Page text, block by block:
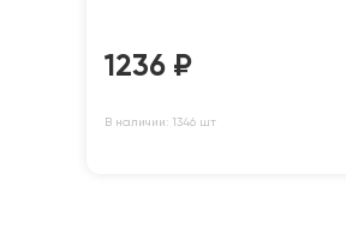
1236 ₽
В наличии: 1346 шт